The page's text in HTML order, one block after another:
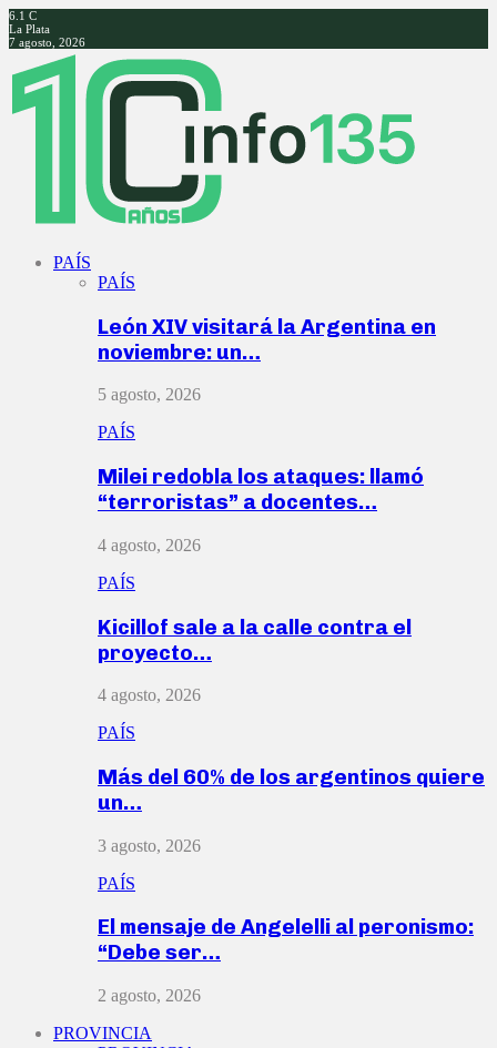
6.1 C
La Plata
7 agosto, 2026
Facebook
Twitter
Instagram
Youtube
PAÍS
PAÍS
León XIV visitará la Argentina en
noviembre: un…
5 agosto, 2026
PAÍS
Milei redobla los ataques: llamó
“terroristas” a docentes…
4 agosto, 2026
PAÍS
Kicillof sale a la calle contra el
proyecto…
4 agosto, 2026
PAÍS
Más del 60% de los argentinos quiere
un…
3 agosto, 2026
PAÍS
El mensaje de Angelelli al peronismo:
“Debe ser…
2 agosto, 2026
PROVINCIA